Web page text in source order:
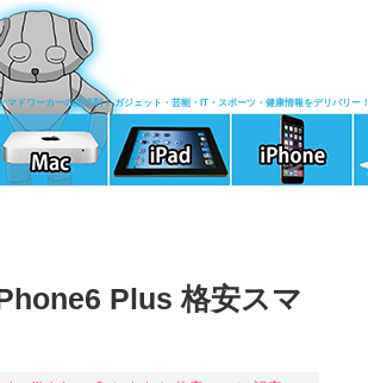
マドワーカーの清涼剤！ ガジェット・芸能・IT・スポーツ・健康情報をデリバリー！
Plus 格安スマ